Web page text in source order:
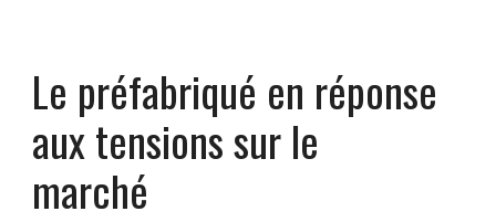
Le préfabriqué en réponse
aux tensions sur le
marché